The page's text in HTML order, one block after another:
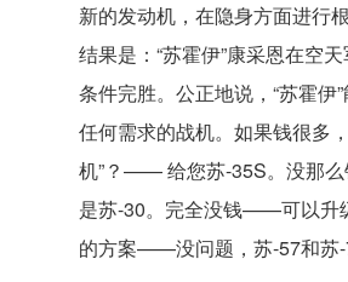
新的发动机，在隐身方面进行根
结果是：“苏霍伊”康采恩在空
条件完胜。公正地说，“苏霍伊
任何需求的战机。如果钱很多
机”？—— 给您苏-35S。没那
是苏-30。完全没钱——可以升
的方案——没问题，苏-57和苏-